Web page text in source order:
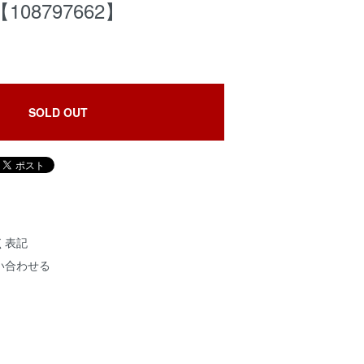
】
SOLD OUT
表記
合わせる